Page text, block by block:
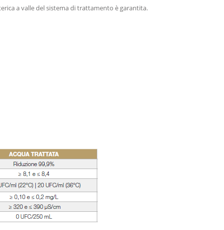
a valle del sistema di trattamento è garantita.